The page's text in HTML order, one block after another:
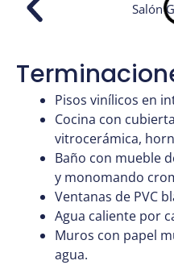
Pisos vinílicos en
Cocina con
vitrocerámica,
Baño con mueble
y monomando
Ventanas de PVC
Agua caliente por
Muros con papel
agua.